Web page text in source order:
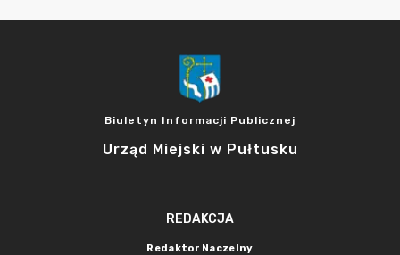
Biuletyn Informacji Publicznej
Urząd Miejski w Pułtusku
REDAKCJA
Redaktor Naczelny